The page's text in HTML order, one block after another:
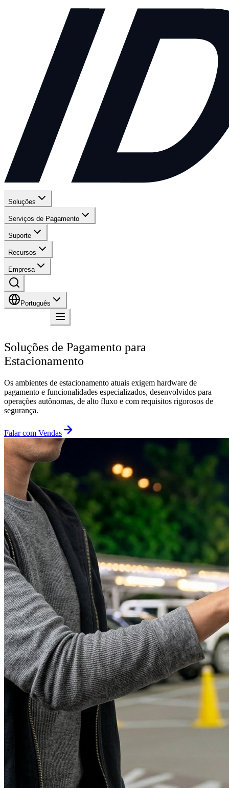
Soluções
Serviços de Pagamento
Suporte
Recursos
Empresa
Português
Soluções de Pagamento para
Estacionamento
Os ambientes de estacionamento atuais exigem hardware de
pagamento e funcionalidades especializados, desenvolvidos para
operações autônomas, de alto fluxo e com requisitos rigorosos de
segurança.
Falar com Vendas